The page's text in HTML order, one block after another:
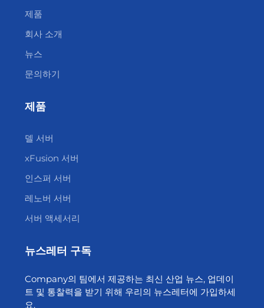
제품
회사 소개
뉴스
문의하기
제품
델 서버
xFusion 서버
인스퍼 서버
레노버 서버
서버 액세서리
뉴스레터 구독
Company의 팀에서 제공하는 최신 산업 뉴스, 업데이
트 및 통찰력을 받기 위해 우리의 뉴스레터에 가입하세
요.